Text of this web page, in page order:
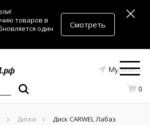
товаров в
один
Смотреть
Мурманск
0
Диски
Диск CARWEL Лабаз